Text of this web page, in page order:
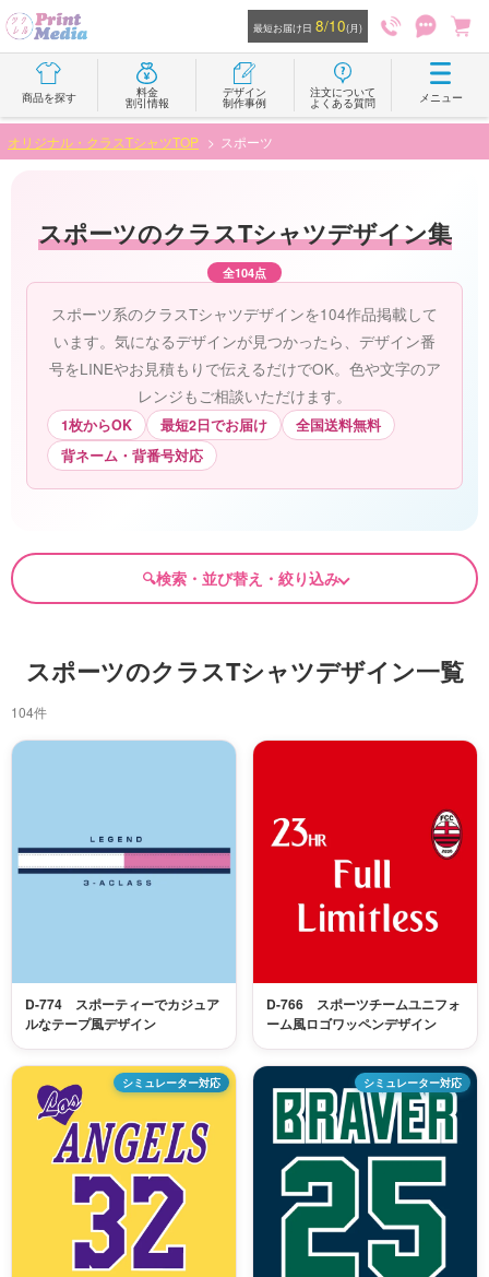
最短お届け日 8/10(月)
商品を探す 料金
割引情報
デザイン
制作事例
注文について
よくある質問 メニュー
オリジナル・クラスTシャツTOP スポーツ
スポーツのクラスTシャツデザイン集
全104点
スポーツ系のクラスTシャツデザインを104作品掲載して
います。気になるデザインが見つかったら、デザイン番
号をLINEやお見積もりで伝えるだけでOK。色や文字のア
レンジもご相談いただけます。
1枚からOK 最短2日でお届け
全国送料無料
背ネーム・背番号対応
検索・並び替え・絞り込み
スポーツのクラスTシャツデザイン一覧
104件
D-774 スポーティーでカジュア
ルなテープ風デザイン
D-766 スポーツチームユニフォ
ーム風ロゴワッペンデザイン
シミュレーター対応 シミュレーター対応